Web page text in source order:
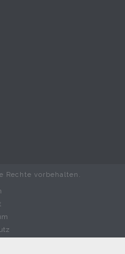
Rechte vorbehalten.